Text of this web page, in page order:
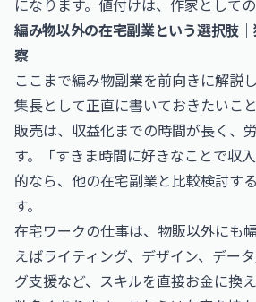
になります。値付けは、作家として
編み物以外の在宅副業という選択肢
察
ここまで編み物副業を前向きに解説
集長として正直に書いておきたいこ
販売は、収益化までの時間が長く、
す。「すきま時間に好きなことで収
的なら、他の在宅副業と比較検討す
す。
在宅ワークの仕事は、物販以外にも
えばライティング、デザイン、デー
グ支援など、スキルを直接お金に換